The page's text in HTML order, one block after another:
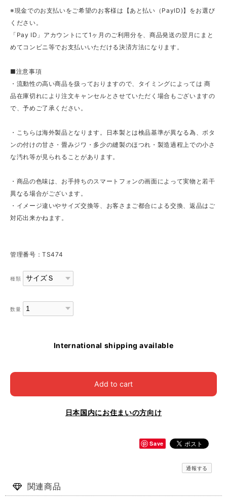
※現金でのお支払いをご希望のお客様は【あと払い（PayID)】をお選び
ください。
「Pay ID」アカウントにて1ヶ月のご利用分を、商品発送の翌月にまと
めてコンビニ等でお支払いいただける決済方法になります。
■注意事項
・流動性の高い商品を扱っておりますので、タイミングによっては 商
品在庫切れにより注文キャンセルとさせていただく場合もございますの
で、予めご了承ください。
・こちらは海外製品となります。日本製とは検品基準が異なる為、ボタ
ンの付けの甘さ・畳みジワ・多少の縫製のほつれ・製造過程上での小さ
な汚れ等が見られることがあります。
・商品の色味は、お手持ちのスマートフォンの画面によって実物と若干
異なる場合がございます。
・イメージ違いやサイズ交換等、お客さまご都合による交換、返品はご
対応出来かねます。
管理番号：TS474
種類
数量
International shipping available
Add to cart
日本国内にお住まいの方向け
Save
通報する
関連商品